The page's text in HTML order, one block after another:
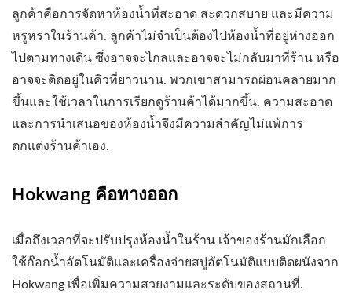
ลูกค้าคือการจัดหาห้องน้ำที่สะอาด สะดวกสบาย และมีความ
หรูหราในร้านค้า. ลูกค้าไม่จำเป็นต้องไปห้องน้ำที่อยู่ห่างออก
ไปตามทางเดิน ซึ่งอาจจะไกลและอาจจะไม่กลับมาที่ร้าน หรือ
อาจจะติดอยู่ในคิวที่ยาวนาน. พวกเขาสามารถผ่อนคลายมาก
ขึ้นและใช้เวลาในการเรียกดูร้านค้าได้มากขึ้น. ความสะอาด
และการนำเสนอของห้องน้ำจึงมีความสำคัญไม่แพ้การ
ตกแต่งร้านค้าเอง.
Hokwang คือทางออก
เมื่อถึงเวลาที่จะปรับปรุงห้องน้ำในร้าน เจ้าของร้านมักเลือก
ใช้ก๊อกน้ำอัตโนมัติและเครื่องจ่ายสบู่อัตโนมัติแบบติดผนังจาก
Hokwang เพื่อเพิ่มความสวยงามและระดับของสถานที่.